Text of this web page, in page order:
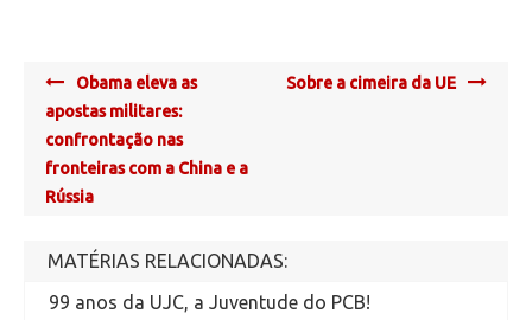
Post
navigation
Obama eleva as
apostas militares:
confrontação nas
fronteiras com a China e a
Rússia
Sobre a cimeira da UE
MATÉRIAS RELACIONADAS:
99 anos da UJC, a Juventude do PCB!